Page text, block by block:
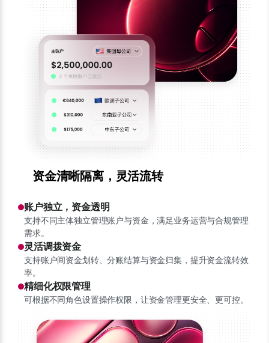
资金清晰隔离，灵活流转
账户独立，资金透明
支持不同主体独立管理账户与资金，满足业务运营与合规管理
需求。
灵活调拨资金
支持账户间资金划转、分账结算与资金归集，提升资金流转效
率。
精细化权限管理
可根据不同角色设置操作权限，让资金管理更安全、更可控。